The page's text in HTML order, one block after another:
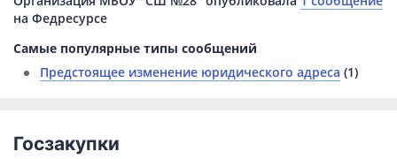
на Федресурсе
Самые популярные типы сообщений
Предстоящее изменение юридического адреса (1)
Госзакупки